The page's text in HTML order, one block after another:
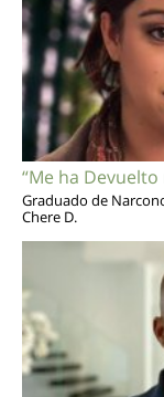
“Me ha Devuelto
Graduado de
Chere D.